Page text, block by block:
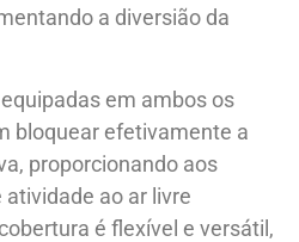
a diversião da
em ambos os
bloquear efetivamente a
proporcionando aos
ao ar livre
é flexível e versátil,